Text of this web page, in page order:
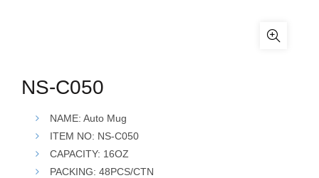
NS-C050
NAME: Auto Mug
ITEM NO: NS-C050
CAPACITY: 16OZ
PACKING: 48PCS/CTN